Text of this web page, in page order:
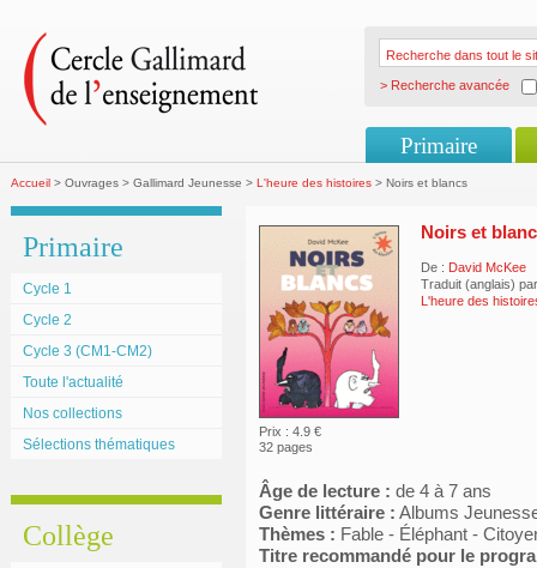
> Recherche avancée
Primaire
Accueil > Ouvrages > Gallimard Jeunesse > L'heure des histoires > Noirs et blancs
Primaire
Cycle 1
Cycle 2
Cycle 3 (CM1-CM2)
Toute l'actualité
Nos collections
Sélections thématiques
Collège
Prix : 4.9 €
32 pages
Noirs et
De : David McKee
Traduit (anglais)
L'heure des
Âge de lecture : de 4 à 7 ans
Genre littéraire : Albums
Thèmes : Fable - Éléphant -
Titre recommandé pour le